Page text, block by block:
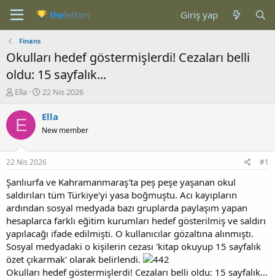
Giriş yap
Finans
Okulları hedef göstermişlerdi! Cezaları belli
oldu: 15 sayfalık...
K
n
b
u
u
b
a
ş
l
a
t
a
n
Ella
B
ş
a
g
ı
ç
a
r
i
h
i
22 Nis 2026
E Ella
New member
22 Nis 2026 #1
Şanlıurfa ve Kahramanmaraş'ta peş peşe yaşanan okul
saldırıları tüm Türkiye'yi yasa boğmuştu. Acı kayıpların
ardından sosyal medyada bazı gruplarda paylaşım yapan
hesaplarca farklı eğitim kurumları hedef gösterilmiş ve saldırı
yapılacağı ifade edilmişti. O kullanıcılar gözaltına alınmıştı.
Sosyal medyadaki o kişilerin cezası 'kitap okuyup 15 sayfalık
özet çıkarmak' olarak belirlendi.
Okulları hedef göstermişlerdi! Cezaları belli oldu: 15 sayfalık...